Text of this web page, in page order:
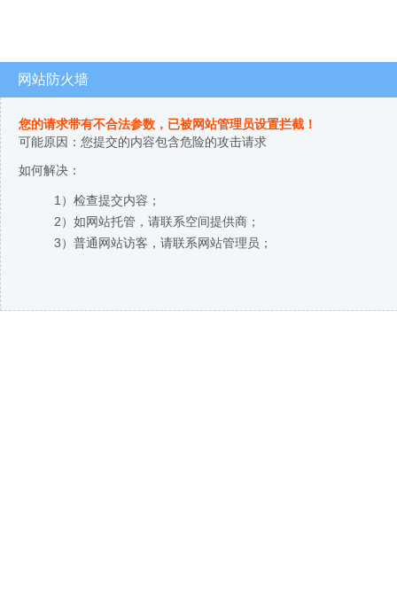
网站防火墙
您的请求带有不合法参数，已被网站管理员设置拦截！
可能原因：您提交的内容包含危险的攻击请求
如何解决：
1）检查提交内容；
2）如网站托管，请联系空间提供商；
3）普通网站访客，请联系网站管理员；